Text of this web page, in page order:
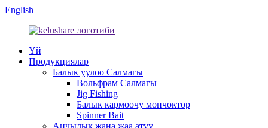
English
Үй
Продукциялар
Балык уулоо Салмагы
Вольфрам Салмагы
Jig Fishing
Балык кармоочу мончоктор
Spinner Bait
Аңчылык жана жаа атуу